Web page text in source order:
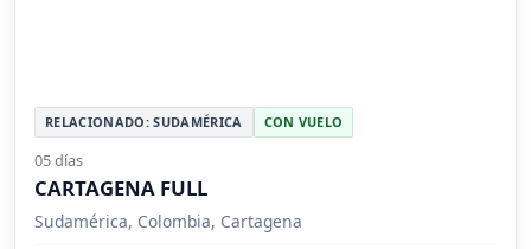
RELACIONADO: SUDAMÉRICA CON VUELO
05 días
CARTAGENA FULL
Sudamérica, Colombia, Cartagena